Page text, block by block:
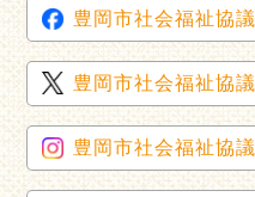
豊岡市社会福祉協
豊岡市社会福祉協
豊岡市社会福祉協